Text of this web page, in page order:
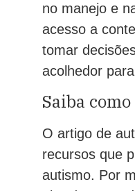
no manejo e
acesso a
tomar
acolhedor
Saiba
O artigo de
recursos que
autismo. Por